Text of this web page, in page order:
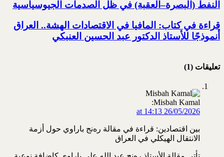
النفط (البصرة–العقبة) ‏في ظل الصدمات الجيوسياسية
قراءة في كتاب: المافيا في الاقتصادات الهشة.. العراق
أنموذجًا للأستاذ الدكتور عبد الحسين العنبكي
تعليقات (1)
Misbah Kamal:
26/05/2026 at 14:13
بين اقتصادين: قراءة في مقالة ره‌نج باراوي حول أزمة
الانتقال الهيكلي في العراق